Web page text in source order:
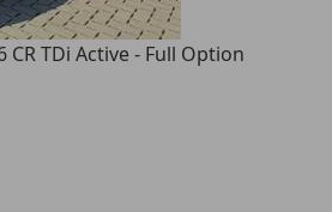
CR TDi Active - Full Option